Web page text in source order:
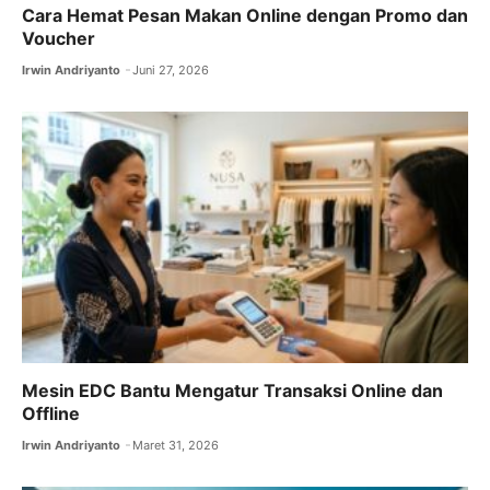
Cara Hemat Pesan Makan Online dengan Promo dan
Voucher
Irwin Andriyanto Juni 27, 2026
Mesin EDC Bantu Mengatur Transaksi Online dan
Offline
Irwin Andriyanto Maret 31, 2026